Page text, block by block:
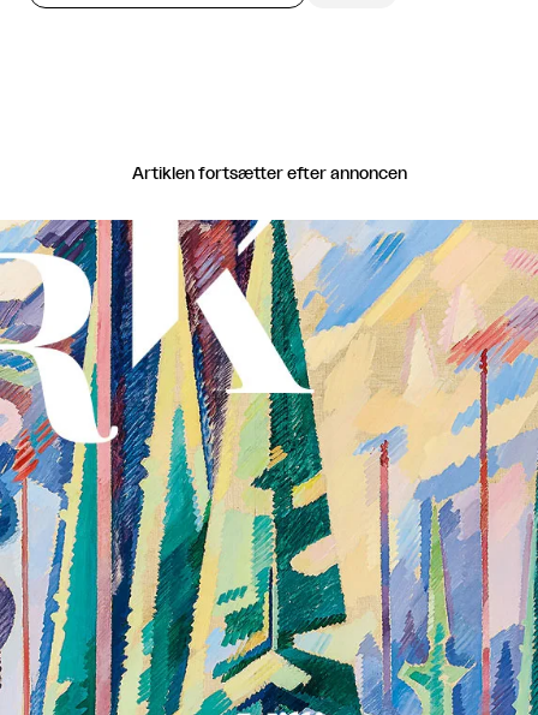
Artiklen fortsætter efter annoncen